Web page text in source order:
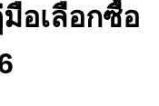
อเลือกซื้อ